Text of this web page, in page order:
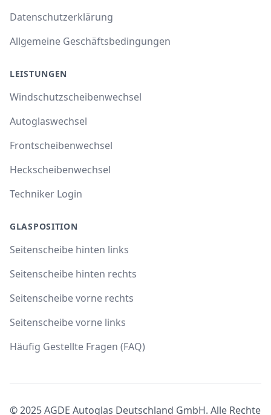
Datenschutzerklärung
Allgemeine Geschäftsbedingungen
LEISTUNGEN
Windschutzscheibenwechsel
Autoglaswechsel
Frontscheibenwechsel
Heckscheibenwechsel
Techniker Login
GLASPOSITION
Seitenscheibe hinten links
Seitenscheibe hinten rechts
Seitenscheibe vorne rechts
Seitenscheibe vorne links
Häufig Gestellte Fragen (FAQ)
© 2025 AGDE Autoglas Deutschland GmbH. Alle Rechte